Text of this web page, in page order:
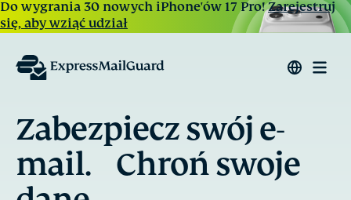
Do wygrania 30 nowych iPhone'ów 17 Pro!Zarejestruj
się, aby wziąć udział
swój e-
swoje
wysyłaj